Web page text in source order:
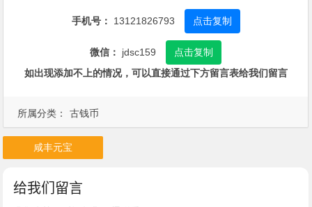
所属分类： 古钱币
手机号： 13121826793 点击复制
微信： jdsc159
点击复制
如出现添加不上的情况，可以直接通过下方留言表给我们留言
咸丰元宝